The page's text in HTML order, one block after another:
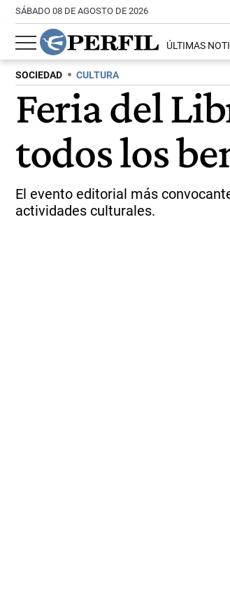
SÁBADO 08 DE AGOSTO DE 2026
ÚLTIMAS
SOCIEDAD CULTURA
Feria del
todos los
El evento editorial más
actividades culturales.